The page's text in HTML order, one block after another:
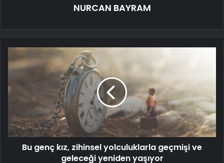
NURCAN BAYRAM
Bu genç kız, zihinsel yolculuklarla geçmişi ve
geleceği yeniden yaşıyor